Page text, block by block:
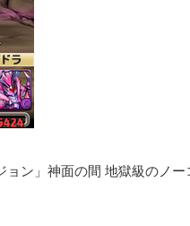
ン」神面の間 地獄級のノ